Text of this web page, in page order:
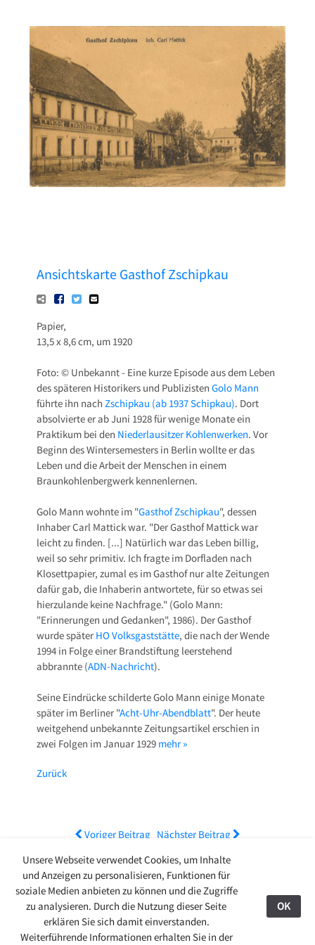
Pressetexte
Sponsoring
Archiv
Ansichtskarte Gasthof Zschipkau
Papier,
13,5 x 8,6 cm, um 1920
Foto: © Unbekannt - Eine kurze Episode aus dem Leben
des späteren Historikers und PublizistenGolo Mann
führte ihn nachZschipkau (ab 1937 Schipkau). Dort
absolvierte er ab Juni 1928 für wenige Monate ein
Praktikum bei den Niederlausitzer Kohlenwerken. Vor
Beginn des Wintersemesters in Berlin wollte er das
Leben und die Arbeit der Menschen in einem
Braunkohlenbergwerk kennenlernen.
Golo Mann wohnte im "Gasthof Zschipkau", dessen
Inhaber Carl Mattick war. "Der Gasthof Mattick war
leicht zu finden. [...] Natürlich war das Leben billig,
weil so sehr primitiv. Ich fragte im Dorfladen nach
Klosettpapier, zumal es im Gasthof nur alte Zeitungen
dafür gab, die Inhaberin antwortete, für so etwas sei
hierzulande keine Nachfrage." (Golo Mann:
"Erinnerungen und Gedanken", 1986). Der Gasthof
wurde später HO Volksgaststätte, die nach der Wende
1994 in Folge einer Brandstiftung leerstehend
abbrannte (ADN-Nachricht).
Seine Eindrücke schilderte Golo Mann einige Monate
später im Berliner "Acht-Uhr-Abendblatt". Der heute
weitgehend unbekannte Zeitungsartikel erschien in
zwei Folgen im Januar 1929 mehr »
Zurück
Voriger Beitrag Nächster Beitrag
27.08.24
© 2009-2026 Ring-Café Finsterwalde
Stadtgespräche >Ausstellungen
Unsere Webseite verwendet Cookies, um Inhalte
und Anzeigen zu personalisieren, Funktionen für
soziale Medien anbieten zu können und die Zugriffe
zu analysieren. Durch die Nutzung dieser Seite
erklären Sie sich damit einverstanden.
Weiterführende Informationen erhalten Sie in der
OK